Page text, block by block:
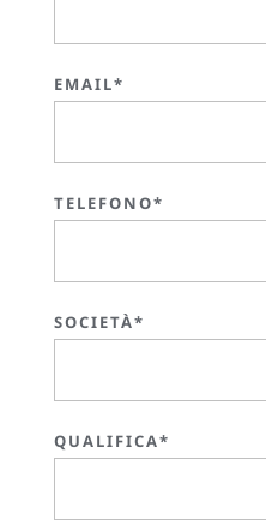
EMAIL*
TELEFONO*
SOCIETÀ*
QUALIFICA*